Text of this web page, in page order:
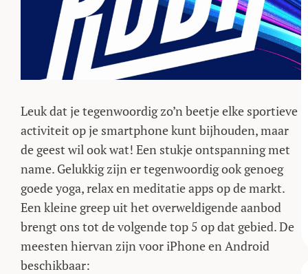
Leuk dat je tegenwoordig zo’n beetje elke sportieve
activiteit op je smartphone kunt bijhouden, maar
de geest wil ook wat! Een stukje ontspanning met
name. Gelukkig zijn er tegenwoordig ook genoeg
goede yoga, relax en meditatie apps op de markt.
Een kleine greep uit het overweldigende aanbod
brengt ons tot de volgende top 5 op dat gebied. De
meesten hiervan zijn voor iPhone en Android
beschikbaar: